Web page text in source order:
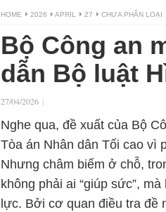
HOME 2026 APRIL 27 CHƯA PHÂN LOẠI
Bộ Công an
dẫn Bộ luật
27/04/2026 |
Nghe qua, đề xuất của Bộ
Tòa án Nhân dân Tối cao vì
Nhưng châm biếm ở chỗ,
không phải ai “giúp sức”,
lực. Bởi cơ quan điều tra đề